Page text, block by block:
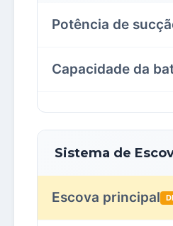
Potência de
Capacidade da
Sistema de
Escova principal